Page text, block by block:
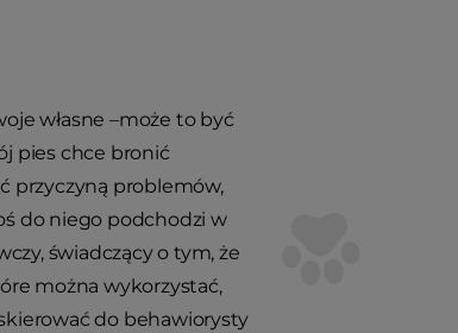
własne –może to być
pies chce bronić
przyczyną problemów,
do niego podchodzi w
świadczący o tym, że
można wykorzystać,
do behawiorysty